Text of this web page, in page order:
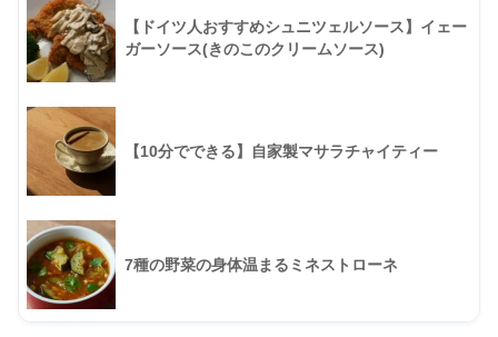
【ドイツ人おすすめシュニツェルソース】イェー
ガーソース(きのこのクリームソース)
【10分でできる】自家製マサラチャイティー
7種の野菜の身体温まるミネストローネ